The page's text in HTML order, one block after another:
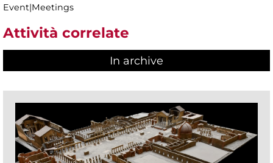
Event|Meetings
Attività correlate
In archive